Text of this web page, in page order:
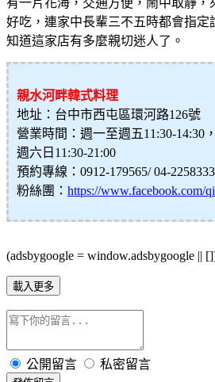
好吃，連家中長輩三不五時都會指定
知道這家店有多麼親切迷人了。
親水河畔韓式料理
地址：台中市西屯區環河路126號
營業時間：週一至週五11:30-14:30
週六日11:30-21:00
預約專線：0912-179565/ 04-
粉絲團： https://www.facebook.com/
(adsbygoogle = window.adsbygoogle ||
載入更多
公開留言 私密留言